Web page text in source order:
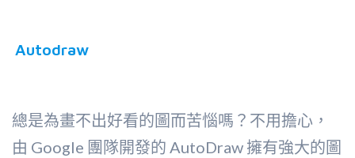
Autodraw
總是為畫不出好看的圖而苦惱嗎？不用擔心，
由 Google 團隊開發的 AutoDraw 擁有強大的圖